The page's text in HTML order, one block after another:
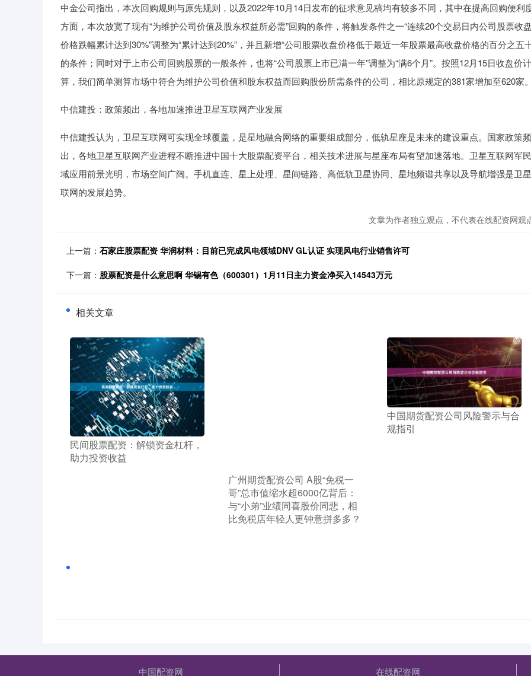
中金公司指出，本次回购规则与原先规则，以及2022年10月14日发布的征求意见稿均有较多不同，其中在提高回购便利
方面，本次放宽了现有“为维护公司价值及股东权益所必需”回购的条件，将触发条件之一“连续20个交易日内公司股票收盘
价格跌幅累计达到30%”调整为“累计达到20%”，并且新增“公司股票收盘价格低于最近一年股票最高收盘价格的百分之五
的条件；同时对于上市公司回购股票的一般条件，也将“公司股票上市已满一年”调整为“满6个月”。按照12月15日收盘价计
算，我们简单测算市场中符合为维护公司价值和股东权益而回购股份所需条件的公司，相比原规定的381家增加至620家。
中信建投：政策频出，各地加速推进卫星互联网产业发展
中信建投认为，卫星互联网可实现全球覆盖，是星地融合网络的重要组成部分，低轨星座是未来的建设重点。国家政策频
出，各地卫星互联网产业进程不断推进中国十大股票配资平台，相关技术进展与星座布局有望加速落地。卫星互联网军
域应用前景光明，市场空间广阔。手机直连、星上处理、星间链路、高低轨卫星协同、星地频谱共享以及导航增强是卫
联网的发展趋势。
文章为作者独立观点，不代表在线配资网观
上一篇： 石家庄股票配资 华润材料：目前已完成风电领域DNV GL认证 实现风电行业销售许可
下一篇： 股票配资是什么意思啊 华锡有色（600301）1月11日主力资金净买入14543万元
相关文章
​民间股票配资：解锁资金杠杆，
助力投资收益
​广州期货配资公司 A股“免税一
哥”总市值缩水超6000亿背后：
与“小弟”业绩同喜股价同悲，相
比免税店年轻人更钟意拼多多？
​中国期货配资公司风险警示与合
规指引
中国配资网 在线配资网